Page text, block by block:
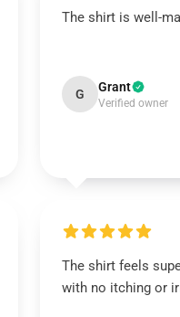
The shirt is well-
G Grant
Verified owner
The shirt feels
with no itching or